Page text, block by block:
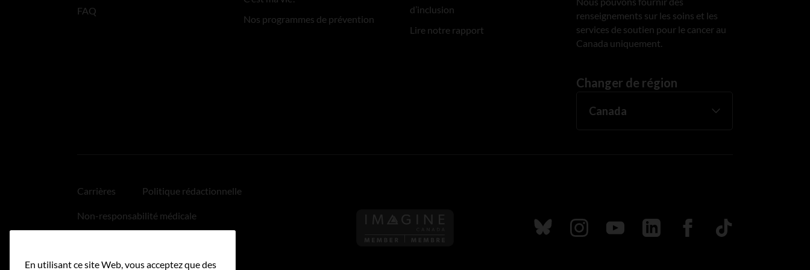
FAQ
Nos programmes de prévention
d’inclusion
Lire notre rapport
renseignements sur les soins et les
services de soutien pour le cancer au
Canada uniquement.
Changer de région
Carrières Politique rédactionnelle
Non-responsabilité médicale
Accessibilité
Suivez nous sur Bluesky
Suivez nous sur Instagram
Suivez nous sur Youtube
Suivez nous sur LinkedIn
Suivez nous sur
TikTok
En utilisant ce site Web, vous acceptez que des